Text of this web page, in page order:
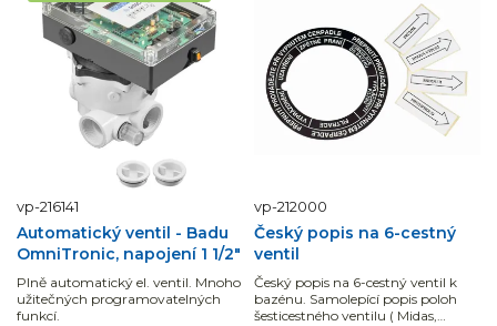
vp-216141
Automatický ventil - Badu
OmniTronic, napojení 1 1/2"
Plně automatický el. ventil. Mnoho
užitečných programovatelných
funkcí.
vp-212000
Český popis na 6-cestný
ventil
Český popis na 6-cestný ventil k
bazénu. Samolepící popis poloh
šesticestného ventilu ( Midas,